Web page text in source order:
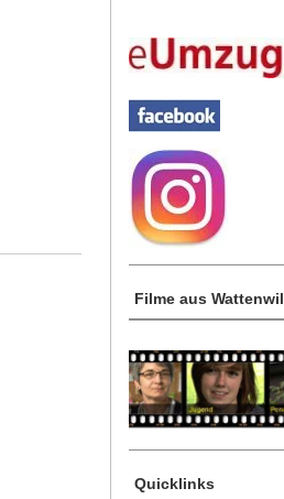
Filme aus Wattenwil
Quicklinks